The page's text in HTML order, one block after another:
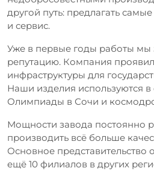
другой путь: предлагать
и сервис.
Уже в первые годы работы мы
репутацию. Компания
инфраструктуры для
Наши изделия используются в
Олимпиады в Сочи и
Мощности завода постоянно
производить всё больше
Основное представительство
ещё 10 филиалов в других